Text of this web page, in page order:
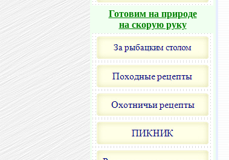
Готовим на природе
на скорую руку